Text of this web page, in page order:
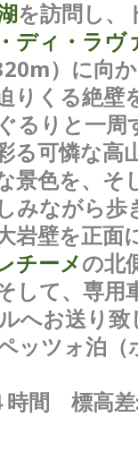
を訪問し、
ディ・ラヴ
）に向
りくる絶壁
るりと一
る可憐な高
景色を、そ
みながら歩
岩壁を正面
チーメの北
して、専用
へお送り致
ッツォ泊
時間 標高